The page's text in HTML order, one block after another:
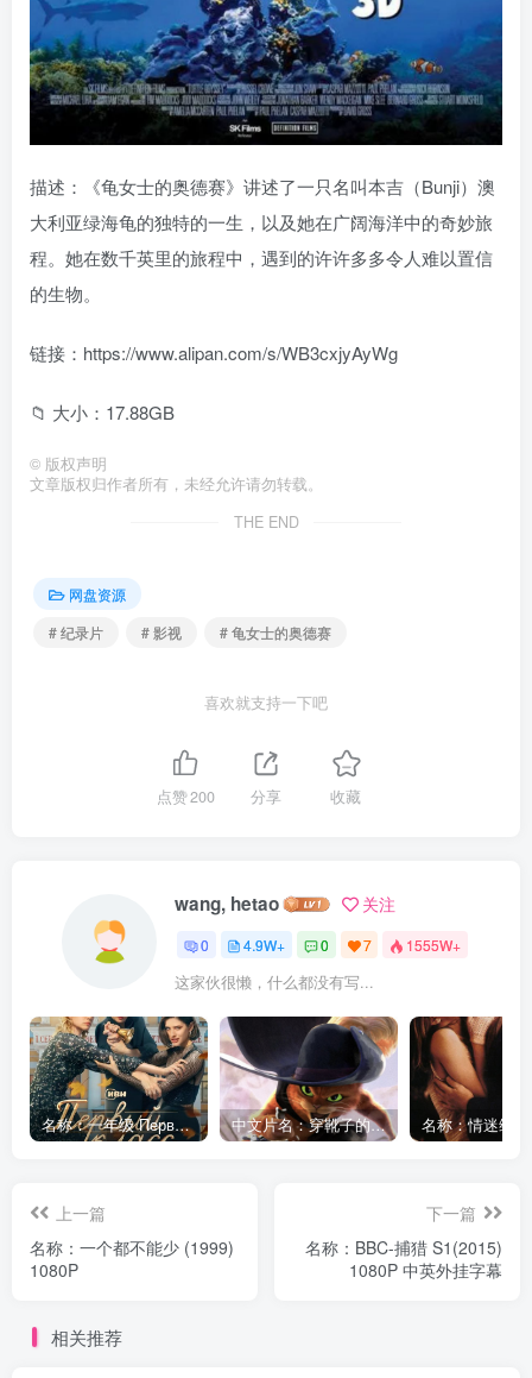
描述：《龟女士的奥德赛》讲述了一只名叫本吉（Bunji）澳
大利亚绿海龟的独特的一生，以及她在广阔海洋中的奇妙旅
程。她在数千英里的旅程中，遇到的许许多多令人难以置信
的生物。
链接：https://www.alipan.com/s/WB3cxjyAyWg
📁 大小：17.88GB
© 版权声明
文章版权归作者所有，未经允许请勿转载。
THE END
网盘资源
# 纪录片
# 影视 # 龟女士的奥德赛
喜欢就支持一下吧
点赞200 分享 收藏
wang, hetao 关注
0 4.9W+ 0 7 1555W+
这家伙很懒，什么都没有写...
名称：一年级 Первый класс (2024) [1080P] [俄语中字] 中文片名：穿靴子的猫2 1080p
上一篇
名称：一个都不能少 (1999)
1080P
下一篇
名称：BBC-捕猎 S1(2015)
1080P 中英外挂字幕
相关推荐